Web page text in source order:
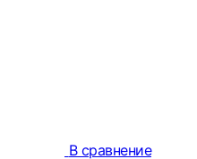
В сравнение